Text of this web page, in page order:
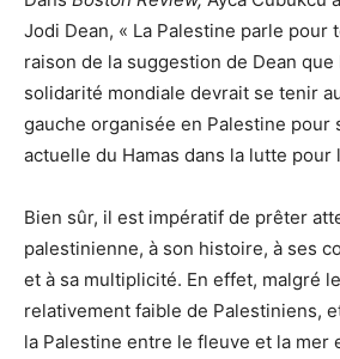
Jodi Dean, « La Palestine parle pour
raison de la suggestion de Dean
solidarité mondiale devrait se tenir
gauche organisée en Palestine pour
actuelle du Hamas dans la lutte pour
Bien sûr, il est impératif de prêter
palestinienne, à son histoire, à ses
et à sa multiplicité. En effet, malgré
relativement faible de Palestiniens,
la Palestine entre le fleuve et la mer